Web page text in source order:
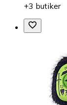
+3 butiker